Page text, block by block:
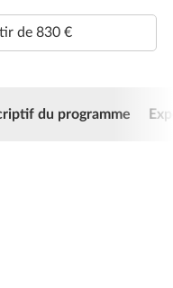
de 830 €
du programme